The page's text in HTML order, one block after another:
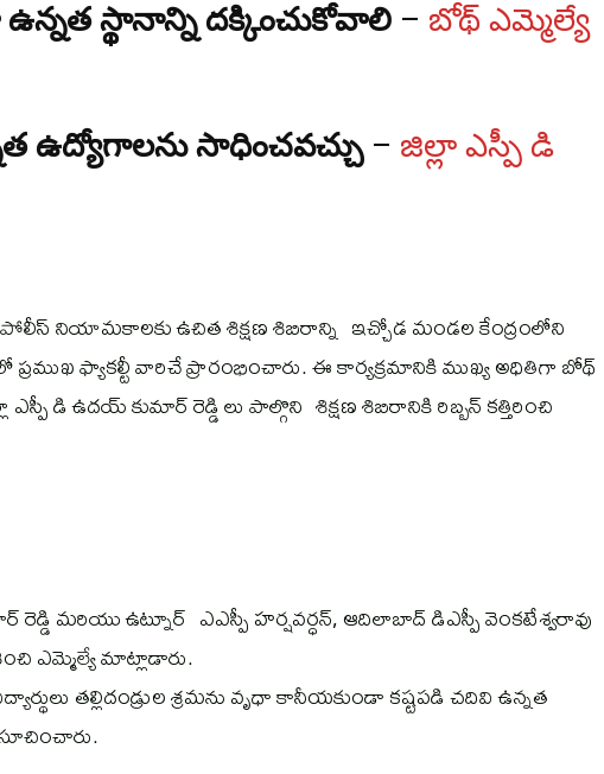
ఉన్నత స్థానాన్ని దక్కించుకోవాలి – బోథ్ ఎమ్మెల్యే
ఉద్యోగాలను సాధించవచ్చు– జిల్లా ఎస్పీ డి
నియామకాలకు ఉచిత శిక్షణ శిబిరాన్ని ఇచ్చోడ మండల కేంద్రంలోని
ఫ్యాకల్టీ వారిచే ప్రారంభించారు. ఈ కార్యక్రమానికి ముఖ్య అధితిగా బోథ్
డి ఉదయ్ కుమార్ రెడ్డి లు పాల్గొని శిక్షణ శిబిరానికి రిబ్బన్ కత్తిరించి
మరియు ఉట్నూర్ ఎఎస్పీ హర్షవర్ధన్, ఆదిలాబాద్ డిఎస్పీ వెంకటేశ్వరావు
ఎమ్మెల్యే మాట్లాడారు.
తల్లిదండ్రుల శ్రమను వృధా కానీయకుండా కష్టపడి చదివి ఉన్నత